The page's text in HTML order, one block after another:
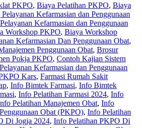
PKPO, Biaya Pelatihan PKPO, Biaya
Kefarmasian dan Penggunaan
Kefarmasian dan Penggunaan
Workshop PKPO, Biaya Workshop
Kefarmasian Dan Penggunaan Obat,
Penggunaan Obat, Brosur
Pokja PKPO, Contoh Kajian Sistem
Kefarmasian dan Penggunaan
Kars, Farmasi Rumah Sakit
, Info Bimtek Farmasi, Info Bimtek
, Info Pelatihan Farmasi 2024, Info
Pelatihan Manajemen Obat, Info
Obat (PKPO), Info Pelatihan
Di Jogja 2024, Info Pelatihan PKPO Di